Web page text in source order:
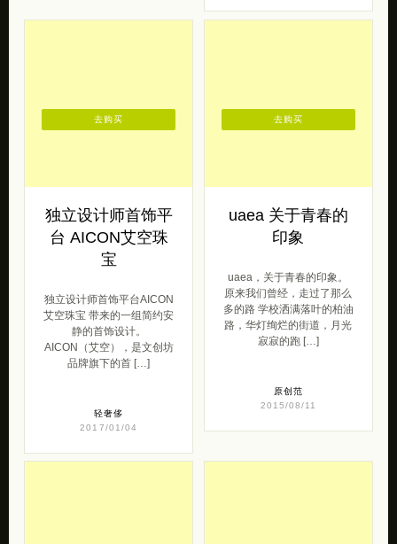
独立设计师首饰平
台 AICON艾空珠
宝
独立设计师首饰平台AICON
艾空珠宝 带来的一组简约安
静的首饰设计。
AICON（艾空），是文创坊
品牌旗下的首 […]
轻奢侈
2017/01/04
去购买
uaea 关于青春的
印象
uaea，关于青春的印象。
原来我们曾经，走过了那么
多的路 学校洒满落叶的柏油
路，华灯绚烂的街道，月光
寂寂的跑 […]
原创范
2015/08/11
去购买